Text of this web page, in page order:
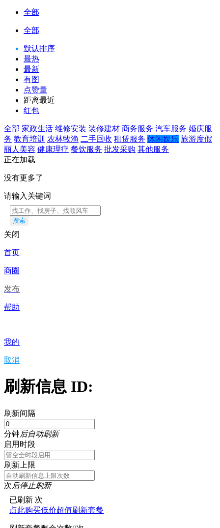
全部
全部
默认排序
最热
最新
有图
点赞量
距离最近
红包
全部 家政生活 维修安装 装修建材 商务服务 汽车服务 婚庆服
务 教育培训 农林牧渔 二手回收 租赁服务 休闲娱乐 旅游度假
丽人美容 健康理疗 餐饮服务 批发采购 其他服务
正在加载
没有更多了
请输入关键词
搜索
关闭
首页
商圈
发布
帮助
我的
取消
刷新信息 ID:
刷新间隔
分钟后自动刷新
启用时段
刷新上限
次后停止刷新
已刷新 次
点此购买低价超值刷新套餐